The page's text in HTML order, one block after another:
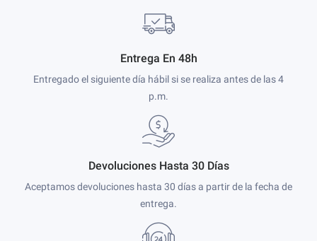
Entrega En 48h
Entregado el siguiente día hábil si se realiza antes de las 4
p.m.
Devoluciones Hasta 30 Días
Aceptamos devoluciones hasta 30 días a partir de la fecha de
entrega.